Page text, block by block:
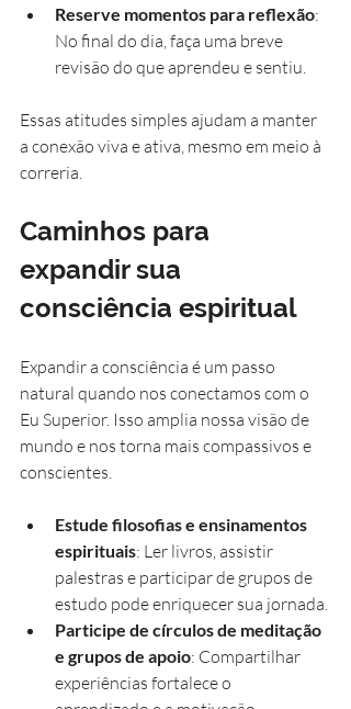
Reserve momentos para reflexão:
No final do dia, faça uma breve
revisão do que aprendeu e sentiu.
Essas atitudes simples ajudam a manter
a conexão viva e ativa, mesmo em meio à
correria.
Caminhos para
expandir sua
consciência espiritual
Expandir a consciência é um passo
natural quando nos conectamos com o
Eu Superior. Isso amplia nossa visão de
mundo e nos torna mais compassivos e
conscientes.
Estude filosofias e ensinamentos
espirituais: Ler livros, assistir
palestras e participar de grupos de
estudo pode enriquecer sua jornada.
Participe de círculos de meditação
e grupos de apoio: Compartilhar
experiências fortalece o